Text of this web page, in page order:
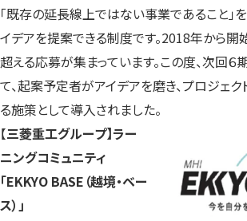
「既存の延長線上ではない事業であること」
イデアを提案できる制度です。2018年から開
超える応募が集まっています。この度、次回６
て、起案予定者がアイデアを磨き、プロジェ
る施策として導入されました。
【三菱重工グループ】ラー
ニングコミュニティ
「EKKYO BASE（越境・ベー
ス）」